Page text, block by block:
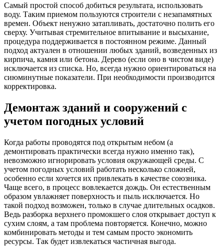
Самый простой способ добиться результата, использовать
воду. Таким приемом пользуются строители с незапамятных
времен. Объект ненужно затапливать, достаточно полить его
сверху. Учитывая стремительное впитывание и высыхание,
процедура поддерживается в постоянном режиме. Данный
подход актуален в отношении любых зданий, возведенных из
кирпича, камня или бетона. Дерево (если оно в чистом виде)
исключается из списка. Но, всегда нужно ориентироваться на
сиюминутные показатели. При необходимости производится
корректировка.
Демонтаж зданий и сооружений с
учетом погодных условий
Когда работы проводятся под открытым небом (а
демонтировать практически всегда нужно именно так),
невозможно игнорировать условия окружающей среды. С
учетом погодных условий работать несколько сложней,
особенно если хочется их привлекать в качестве союзника.
Чаще всего, в процесс вовлекается дождь. Он естественным
образом увлажняет поверхность и пыль исключается. Но
такой подход возможен, только в случае длительных осадков.
Ведь разборка верхнего промокшего слоя открывает доступ к
сухим слоям, а там проблема повторяется. Конечно, можно
комбинировать методы и тем самым просто экономить
ресурсы. Так будет извлекаться частичная выгода.